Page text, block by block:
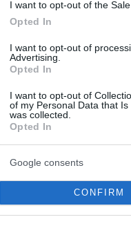
I want to opt-out of the
Opted In
I want to opt-out of
Advertising.
Opted In
I want to opt-out of
of my Personal Data that
was collected.
Opted In
Google consents
CONFIRM
hogy az otthonuk
használatát.
a kényelem találkozik;
egy